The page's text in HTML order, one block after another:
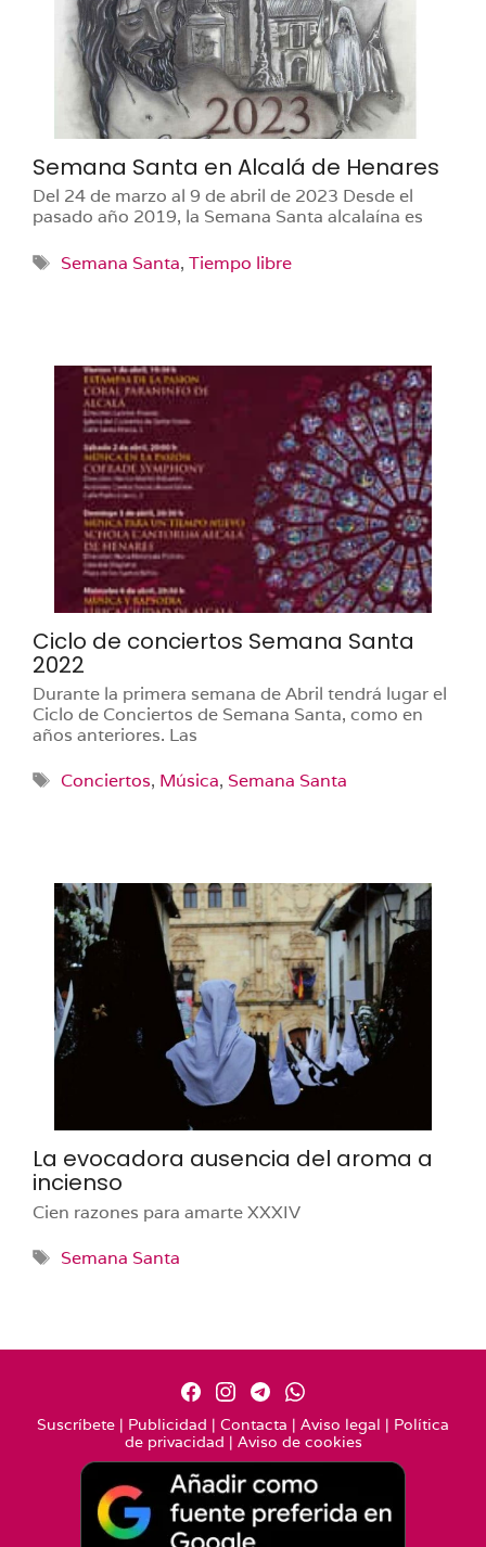
Semana Santa en Alcalá de Henares
Del 24 de marzo al 9 de abril de 2023 Desde el
pasado año 2019, la Semana Santa alcalaína es
Etiquetas
Semana Santa, Tiempo libre
Ciclo de conciertos Semana Santa
2022
Durante la primera semana de Abril tendrá lugar el
Ciclo de Conciertos de Semana Santa, como en
años anteriores. Las
Etiquetas
Conciertos, Música, Semana Santa
La evocadora ausencia del aroma a
incienso
Cien razones para amarte XXXIV
Etiquetas
Semana Santa
Suscríbete | Publicidad | Contacta | Aviso legal | Política
de privacidad | Aviso de cookies